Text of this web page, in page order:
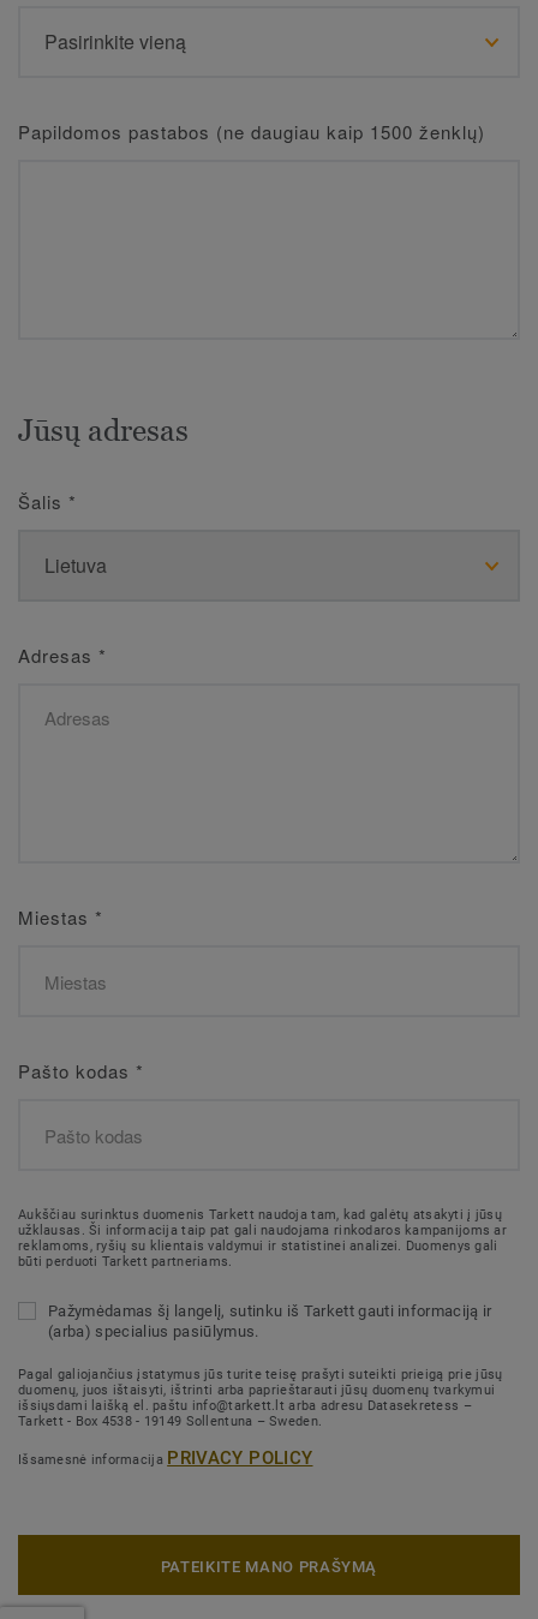
Papildomos pastabos (ne daugiau kaip 1500 ženklų)
Jūsų adresas
Šalis *
Adresas *
Miestas *
Pašto kodas *
Aukščiau surinktus duomenis Tarkett naudoja tam, kad galėtų atsakyti į jūsų
užklausas. Ši informacija taip pat gali naudojama rinkodaros kampanijoms ar
reklamoms, ryšių su klientais valdymui ir statistinei analizei. Duomenys gali
būti perduoti Tarkett partneriams.
Pažymėdamas šį langelį, sutinku iš Tarkett gauti informaciją ir
(arba) specialius pasiūlymus.
Pagal galiojančius įstatymus jūs turite teisę prašyti suteikti prieigą prie jūsų
duomenų, juos ištaisyti, ištrinti arba paprieštarauti jūsų duomenų tvarkymui
išsiųsdami laišką el. paštu info@tarkett.lt arba adresu Datasekretess –
Tarkett - Box 4538 - 19149 Sollentuna – Sweden.
Išsamesnė informacija PRIVACY POLICY
PATEIKITE MANO PRAŠYMĄ